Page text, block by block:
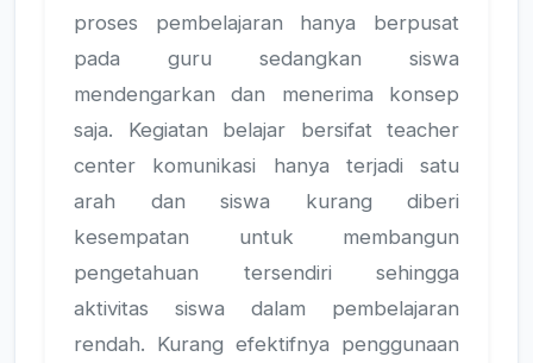
proses pembelajaran hanya berpusat
pada guru sedangkan siswa
mendengarkan dan menerima konsep
saja. Kegiatan belajar bersifat teacher
center komunikasi hanya terjadi satu
arah dan siswa kurang diberi
kesempatan untuk membangun
pengetahuan tersendiri sehingga
aktivitas siswa dalam pembelajaran
rendah. Kurang efektifnya penggunaan